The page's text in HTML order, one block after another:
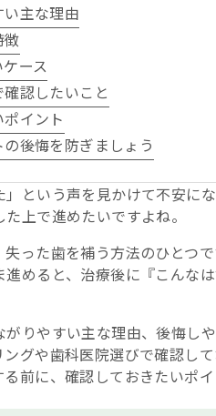
主な理由
徴
ース
認したいこと
イント
後悔を防ぎましょう
という声を見かけて不安に
上で進めたいですよね。
った歯を補う方法のひとつで
めると、治療後に『こんな
りやすい主な理由、後悔し
グや歯科医院選びで確認し
前に、確認しておきたいポ